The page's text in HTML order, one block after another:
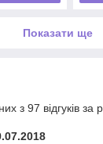
Показати ще
з 97 відгуків за